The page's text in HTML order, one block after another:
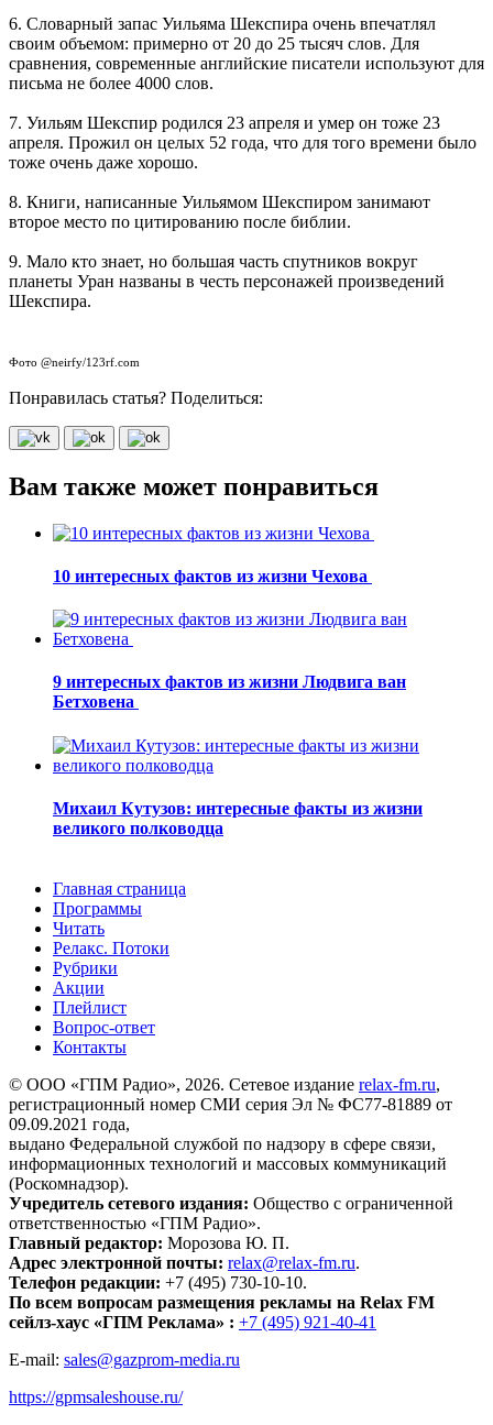
6. Словарный запас Уильяма Шекспира очень впечатлял
своим объемом: примерно от 20 до 25 тысяч слов. Для
сравнения, современные английские писатели используют для
письма не более 4000 слов.
7. Уильям Шекспир родился 23 апреля и умер он тоже 23
апреля. Прожил он целых 52 года, что для того времени было
тоже очень даже хорошо.
8. Книги, написанные Уильямом Шекспиром занимают
второе место по цитированию после библии.
9. Мало кто знает, но большая часть спутников вокруг
планеты Уран названы в честь персонажей произведений
Шекспира.
Фото @neirfy/123rf.com
Понравилась статья? Поделиться:
Вам также может понравиться
10 интересных фактов из жизни Чехова
9 интересных фактов из жизни Людвига ван
Бетховена
Михаил Кутузов: интересные факты из жизни
великого полководца
Главная страница
Программы
Читать
Релакс. Потоки
Рубрики
Акции
Плейлист
Вопрос-ответ
Контакты
© ООО «ГПМ Радио», 2026. Сетевое издание relax-fm.ru,
регистрационный номер СМИ серия Эл № ФС77-81889 от
09.09.2021 года,
выдано Федеральной службой по надзору в сфере связи,
информационных технологий и массовых коммуникаций
(Роскомнадзор).
Учредитель сетевого издания: Общество с ограниченной
ответственностью «ГПМ Радио».
Главный редактор: Морозова Ю. П.
Адрес электронной почты: relax@relax-fm.ru.
Телефон редакции: +7 (495) 730-10-10.
По всем вопросам размещения рекламы на Relax FM
сейлз-хаус «ГПМ Реклама» : +7 (495) 921-40-41
E-mail: sales@gazprom-media.ru
https://gpmsaleshouse.ru/